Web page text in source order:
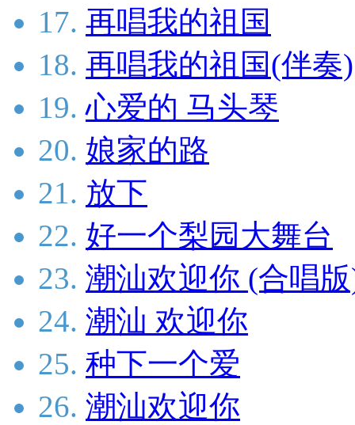
17. 再唱我的祖国
18. 再唱我的祖国(伴奏)
19. 心爱的 马头琴
20. 娘家的路
21. 放下
22. 好一个梨园大舞台
23. 潮汕欢迎你 (合唱
24. 潮汕 欢迎你
25. 种下一个爱
26. 潮汕欢迎你